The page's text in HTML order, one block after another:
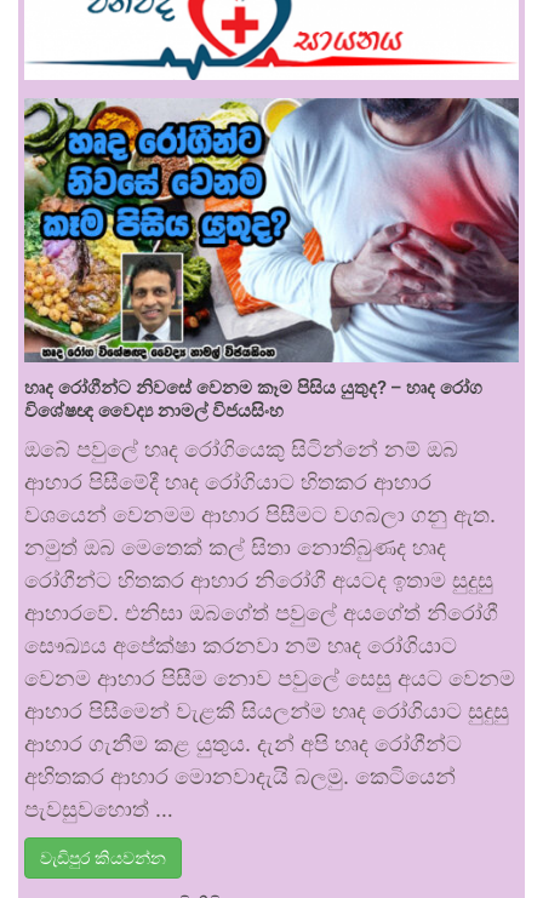
හෘද රෝගීන්ට නිවසේ වෙනම කෑම පිසිය යුතුද? – හෘද රෝග
විශේෂඥ වෛද්‍ය නාමල් විජයසිංහ
ඔබේ පවුලේ හෘද රෝගියෙකු සිටින්නේ නම් ඔබ
ආහාර පිසීමේදී හෘද රෝගියාට හිතකර ආහාර
වශයෙන් වෙනමම ආහාර පිසීමට වගබලා ගනු ඇත.
නමුත් ඔබ මෙතෙක් කල් සිතා නොතිබුණද හෘද
රෝගීන්ට හිතකර ආහාර නිරෝගී අයටද ඉතාම සුදුසු
ආහාරවේ. එනිසා ඔබගේත් පවුලේ අයගේත් නිරෝගී
සෞඛ්‍යය අපේක්ෂා කරනවා නම් හෘද රෝගියාට
වෙනම ආහාර පිසීම නොව පවුලේ සෙසු අයට වෙනම
ආහාර පිසීමෙන් වැළකී සියලන්ම හෘද රෝගියාට සුදුසු
ආහාර ගැනීම කළ යුතුය. දැන් අපි හෘද රෝගීන්ට
අහිතකර ආහාර මොනවාදැයි බලමු. කෙටියෙන්
පැවසුවහොත් …
වැඩිපුර කියවන්න